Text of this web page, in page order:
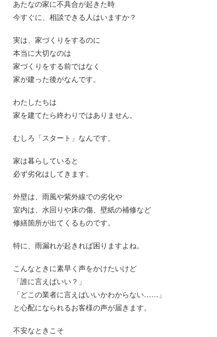
あたなの家に不具合が起きた時
今すぐに、相談できる人はいますか？
実は、家づくりをするのに
本当に大切なのは
家づくりをする前ではなく
家が建った後がなんです。
わたしたちは
家を建てたら終わりではありません。
むしろ「スタート」なんです。
家は暮らしていると
必ず劣化はしてきます。
外壁は、雨風や紫外線での劣化や
室内は、水回りや床の傷、壁紙の補修など
修繕箇所が出てくるものです。
特に、雨漏れが起きれば困りますよね。
こんなときに素早く声をかけたいけど
「誰に言えばいい？」
「どこの業者に言えばいいかわからない……」
と心配になられるお客様の声が届きます。
不安なときこそ